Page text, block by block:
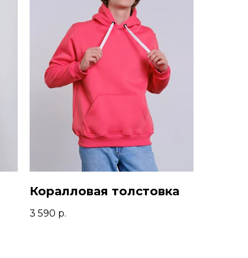
Коралловая толстовка
3 590 р.